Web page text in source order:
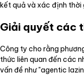
kết quả và xác định thời
Giải quyết các
Công ty cho rằng
thức liên quan đến các
vấn đề như "agentic